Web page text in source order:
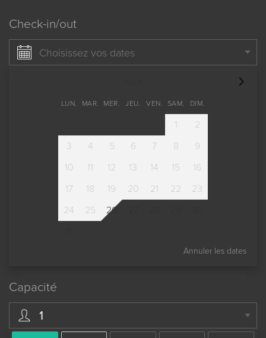
Check-in/out
Choisissez vos dates
LUN. MAR. MER. JEU. VEN. SAM. DIM.
1
2
3
4 5 6 7 8
9
10
11 12 13 14 15
16
17
18 19 20 21 22
23
24
25 26
Annuler les dates
Capacité
1